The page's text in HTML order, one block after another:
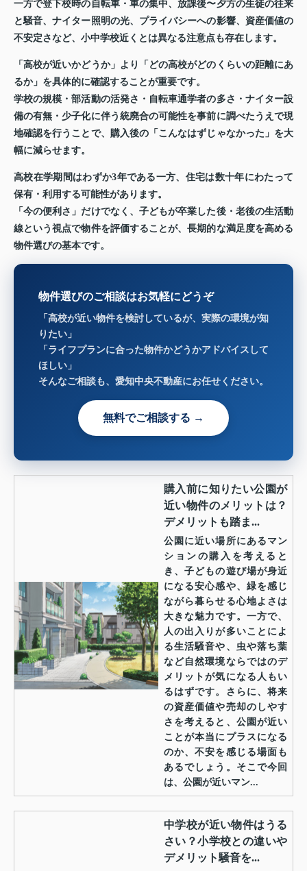
一方で登下校時の自転車・車の集中、放課後〜夕方の生徒の往来
と騒音、ナイター照明の光、プライバシーへの影響、資産価値の
不安定さなど、小中学校近くとは異なる注意点も存在します。
「高校が近いかどうか」より「どの高校がどのくらいの距離にあ
るか」を具体的に確認することが重要です。
学校の規模・部活動の活発さ・自転車通学者の多さ・ナイター設
備の有無・少子化に伴う統廃合の可能性を事前に調べたうえで現
地確認を行うことで、購入後の「こんなはずじゃなかった」を大
幅に減らせます。
高校在学期間はわずか3年である一方、住宅は数十年にわたって
保有・利用する可能性があります。
「今の便利さ」だけでなく、子どもが卒業した後・老後の生活動
線という視点で物件を評価することが、長期的な満足度を高める
物件選びの基本です。
物件選びのご相談はお気軽にどうぞ
「高校が近い物件を検討しているが、実際の環境が知
りたい」
「ライフプランに合った物件かどうかアドバイスして
ほしい」
そんなご相談も、愛知中央不動産にお任せください。
無料でご相談する →
購入前に知りたい公園が
近い物件のメリットは？
デメリットも踏ま...
公園に近い場所にあるマン
ションの購入を考えると
き、子どもの遊び場が身近
になる安心感や、緑を感じ
ながら暮らせる心地よさは
大きな魅力です。一方で、
人の出入りが多いことによ
る生活騒音や、虫や落ち葉
など自然環境ならではのデ
メリットが気になる人もい
るはずです。さらに、将来
の資産価値や売却のしやす
さを考えると、公園が近い
ことが本当にプラスになる
のか、不安を感じる場面も
あるでしょう。そこで今回
は、公園が近いマン...
中学校が近い物件はうる
さい？小学校との違いや
デメリット騒音を...